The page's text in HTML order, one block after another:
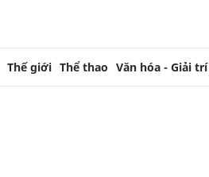
Thế giới Thể thao Văn hóa - Giải trí